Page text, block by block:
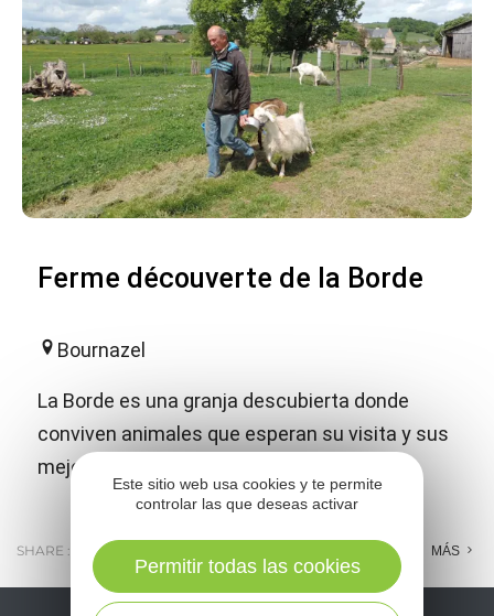
Ferme découverte de la Borde
Bournazel
La Borde es una granja descubierta donde
conviven animales que esperan su visita y sus
mejores atenciones.
SHARE : FACEBOOK MÁS
Este sitio web usa cookies y te permite
controlar las que deseas activar
Permitir todas las cookies